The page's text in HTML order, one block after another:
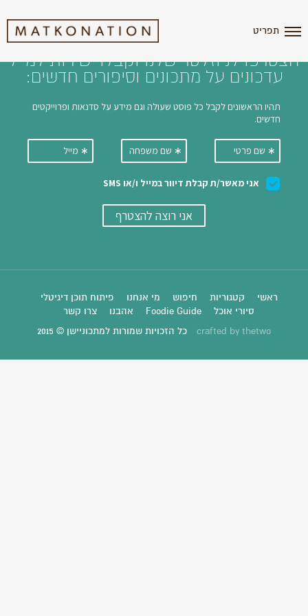
תפריט
הצטרפו לניוזלטר שלנו וקבלו ישירות למייל
עדכונים על מתכונים וסיפורים חדשים:
ראשי קטגוריות חיפוש מי אנחנו
פיתוח תוכן דיגיטלי
סיורי אוכל
Foodie Guide אהבנו צרו קשר
crafted by thetwo כל הזכויות שמורות למתכוניישן © 2015